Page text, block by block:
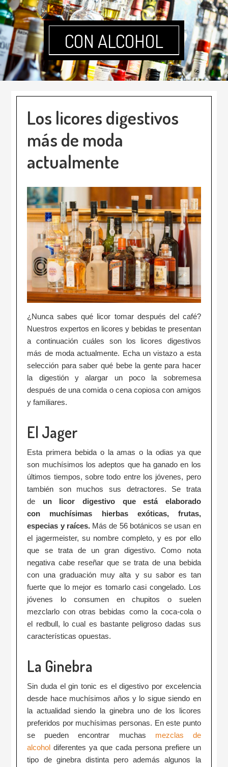
CON ALCOHOL
Los licores digestivos
más de moda
actualmente
¿Nunca sabes qué licor tomar después del café?
Nuestros expertos en licores y bebidas te presentan
a continuación cuáles son los licores digestivos
más de moda actualmente. Echa un vistazo a esta
selección para saber qué bebe la gente para hacer
la digestión y alargar un poco la sobremesa
después de una comida o cena copiosa con amigos
y familiares.
El Jager
Esta primera bebida o la amas o la odias ya que
son muchísimos los adeptos que ha ganado en los
últimos tiempos, sobre todo entre los jóvenes, pero
también son muchos sus detractores. Se trata
de un licor digestivo que está elaborado
con muchísimas hierbas exóticas, frutas,
especias y raíces.Más de 56 botánicos se usan en
el jagermeister, su nombre completo, y es por ello
que se trata de un gran digestivo. Como nota
negativa cabe reseñar que se trata de una bebida
con una graduación muy alta y su sabor es tan
fuerte que lo mejor es tomarlo casi congelado. Los
jóvenes lo consumen en chupitos o suelen
mezclarlo con otras bebidas como la coca-cola o
el redbull, lo cual es bastante peligroso dadas sus
características opuestas.
La Ginebra
Sin duda el gin tonic es el digestivo por excelencia
desde hace muchísimos años y lo sigue siendo en
la actualidad siendo la ginebra uno de los licores
preferidos por muchísimas personas. En este punto
se pueden encontrar muchas mezclas de
alcohol diferentes ya que cada persona prefiere un
tipo de ginebra distinta pero además algunos la